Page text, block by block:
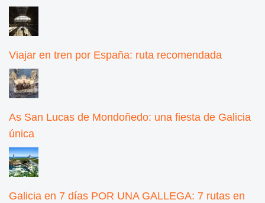
Viajar en tren por España: ruta recomendada
As San Lucas de Mondoñedo: una fiesta de Galicia
única
Galicia en 7 días POR UNA GALLEGA: 7 rutas en